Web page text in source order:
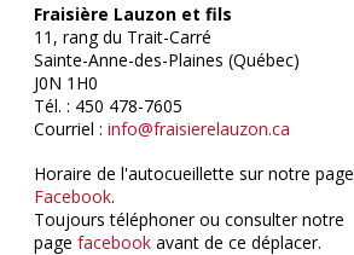
Fraisière Lauzon et fils
11, rang du Trait-Carré
Sainte-Anne-des-Plaines (Québec)
J0N 1H0
Tél. : 450 478-7605
Courriel : info@fraisierelauzon.ca
Horaire de l'autocueillette sur notre page
Facebook.
Toujours téléphoner ou consulter notre
page facebook avant de ce déplacer.